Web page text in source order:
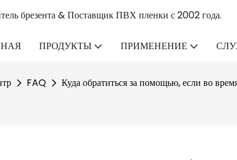
брезента & Поставщик ПВХ пленки с 2002 года.
ПРОДУКТЫ ПРИМЕНЕНИЕ
FAQ Куда обратиться за помощью, если во